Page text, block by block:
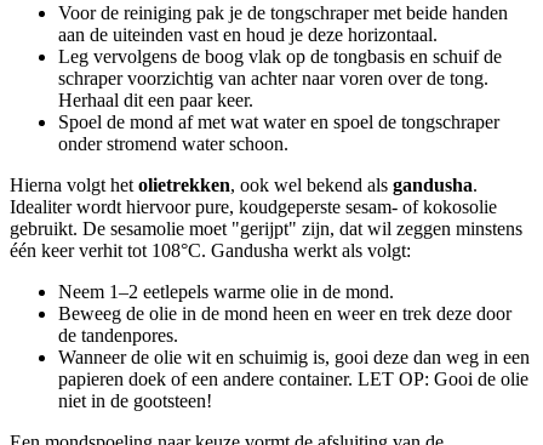
Voor de reiniging pak je de tongschraper met beide handen
aan de uiteinden vast en houd je deze horizontaal.
Leg vervolgens de boog vlak op de tongbasis en schuif de
schraper voorzichtig van achter naar voren over de tong.
Herhaal dit een paar keer.
Spoel de mond af met wat water en spoel de tongschraper
onder stromend water schoon.
Hierna volgt het olietrekken, ook wel bekend als gandusha.
Idealiter wordt hiervoor pure, koudgeperste sesam- of kokosolie
gebruikt. De sesamolie moet "gerijpt" zijn, dat wil zeggen minstens
één keer verhit tot 108°C. Gandusha werkt als volgt:
Neem 1–2 eetlepels warme olie in de mond.
Beweeg de olie in de mond heen en weer en trek deze door
de tandenpores.
Wanneer de olie wit en schuimig is, gooi deze dan weg in een
papieren doek of een andere container. LET OP: Gooi de olie
niet in de gootsteen!